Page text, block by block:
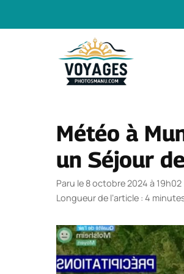
Météo à
un Séjour
Paru le 8 octobre 2024 à 19h02
Longueur de l’article : 4